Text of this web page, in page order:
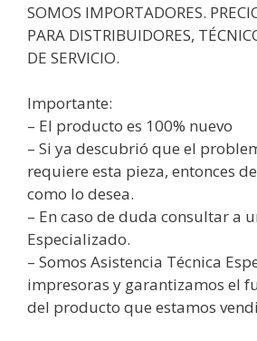
SOMOS IMPORTADORES.
PARA DISTRIBUIDORES,
DE SERVICIO.
Importante:
– El producto es 100% nuevo
– Si ya descubrió que el
requiere esta pieza, entonces
como lo desea.
– En caso de duda consultar a
Especializado.
– Somos Asistencia Técnica
impresoras y garantizamos el
del producto que estamos